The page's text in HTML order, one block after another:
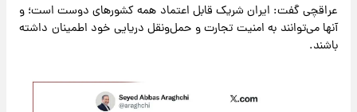
عراقچی گفت: ایران شریک قابل اعتماد همه کشورهای دوست است؛ و
آنها می‌توانند به امنیت تجارت و حمل‌ونقل دریایی خود اطمینان داشته
باشند.